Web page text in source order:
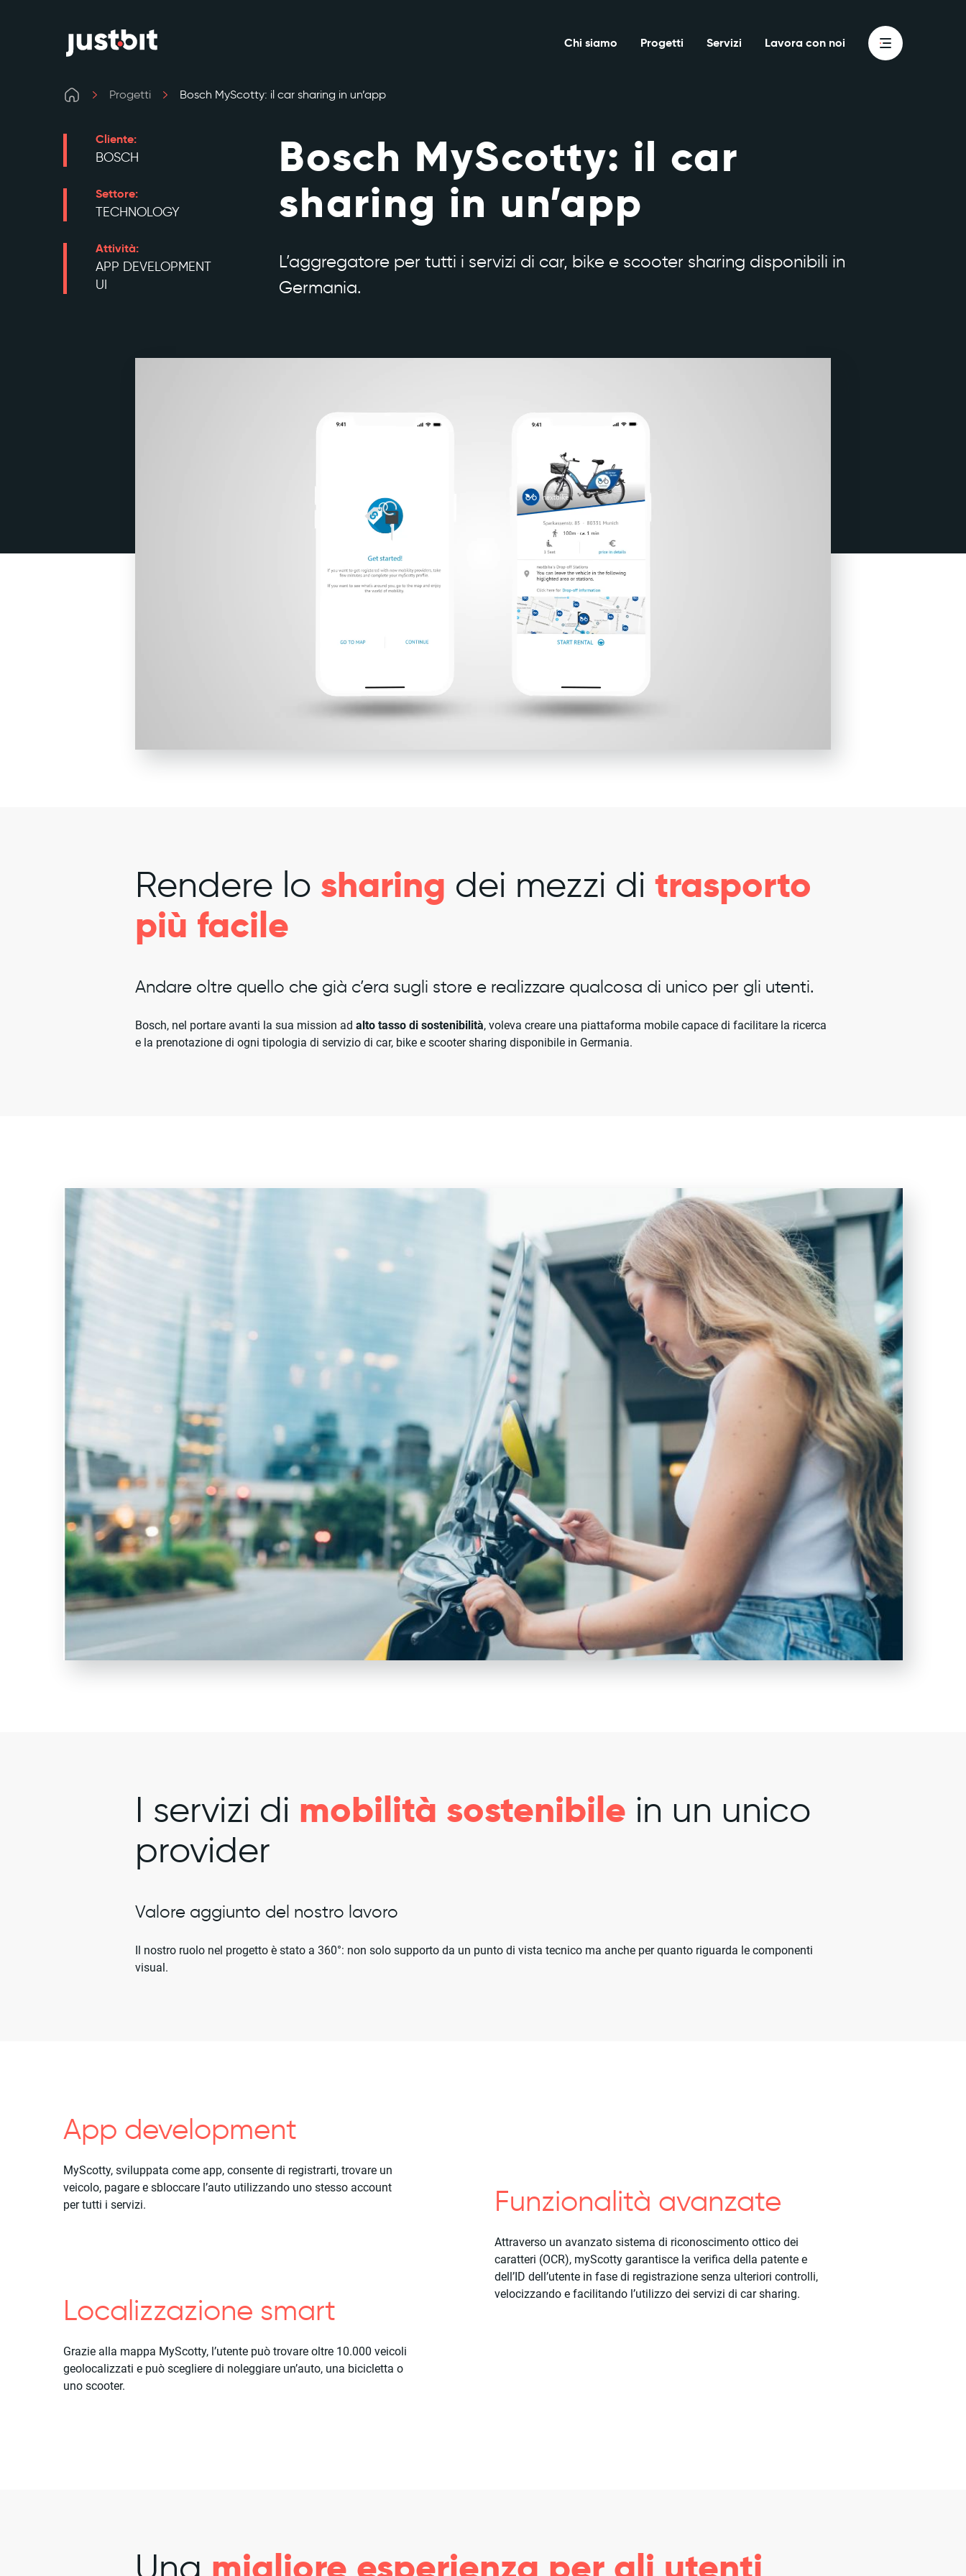
Chi siamo Progetti Servizi Lavora con noi
Progetti Bosch MyScotty: il car sharing in un’app
Bosch MyScotty: il car
sharing in un’app
L’aggregatore per tutti i servizi di car, bike e scooter sharing disponibili in
Germania.
Cliente:
BOSCH
Settore:
TECHNOLOGY
Attività:
APP DEVELOPMENT
UI
Rendere lo sharing dei mezzi di trasporto
più facile
Andare oltre quello che già c’era sugli store e realizzare qualcosa di unico per gli utenti.
Bosch, nel portare avanti la sua mission ad alto tasso di sostenibilità, voleva creare una piattaforma mobile capace di facilitare la ricerca
e la prenotazione di ogni tipologia di servizio di car, bike e scooter sharing disponibile in Germania.
I servizi di mobilità sostenibile in un unico
provider
Valore aggiunto del nostro lavoro
Il nostro ruolo nel progetto è stato a 360°: non solo supporto da un punto di vista tecnico ma anche per quanto riguarda le componenti
visual.
App development
MyScotty, sviluppata come app, consente di registrarti, trovare un
veicolo, pagare e sbloccare l’auto utilizzando uno stesso account
per tutti i servizi.
Funzionalità avanzate
Attraverso un avanzato sistema di riconoscimento ottico dei
caratteri (OCR), myScotty garantisce la verifica della patente e
dell’ID dell’utente in fase di registrazione senza ulteriori controlli,
velocizzando e facilitando l’utilizzo dei servizi di car sharing.
Localizzazione smart
Grazie alla mappa MyScotty, l’utente può trovare oltre 10.000 veicoli
geolocalizzati e può scegliere di noleggiare un’auto, una bicicletta o
uno scooter.
Una migliore esperienza per gli utenti